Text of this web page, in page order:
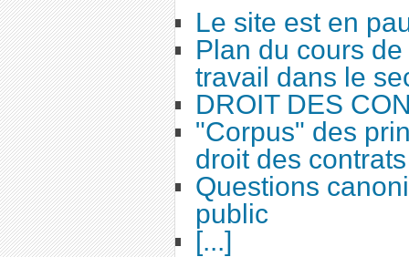
Le site est en
Plan du cours
travail dans le
DROIT DES
"Corpus" des
droit des
Questions
public
[...]